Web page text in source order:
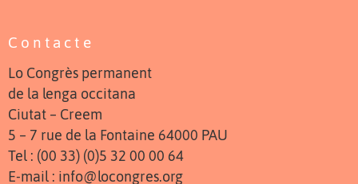
Contacte
Lo Congrès permanent
de la lenga occitana
Ciutat – Creem
5 – 7 rue de la Fontaine 64000 PAU
Tel : (00 33) (0)5 32 00 00 64
E-mail : info@locongres.org